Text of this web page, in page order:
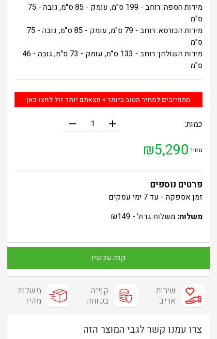
מידות הספה: רוחב - 199 ס"מ, עומק - 85 ס"מ, גובה - 75
ס"מ
מידות הכורסא: רוחב - 79 ס"מ, עומק - 85 ס"מ, גובה - 75
ס"מ
מידות השולחן: רוחב - 133 ס"מ, עומק - 73 ס"מ, גובה - 46
ס"מ
מתחייבים למחיר הטוב ביותר > מצאתם יותר זול לחצו כאן
כמות: add
remove
מחיר: ₪5,290
פרטים נוספים
זמן אספקה - עד 7 ימי עסקים
משלוח: משלוח גדול - ₪149
קנה עכשיו
שירות
אדיב
קנייה
בטוחה
משלוח
מהיר
צרו עמנו קשר לגבי המוצר הזה